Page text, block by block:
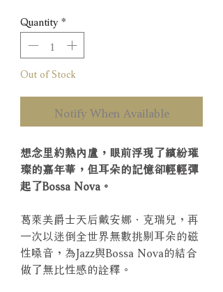
Quantity *
Out of Stock
Notify When Available
想念里約熱內盧，眼前浮現了繽紛璀
璨的嘉年華，但耳朵的記憶卻輕輕彈
起了Bossa Nova。
葛萊美爵士天后戴安娜．克瑞兒，再
一次以迷倒全世界無數挑剔耳朵的磁
性嗓音，為Jazz與Bossa Nova的結合
做了無比性感的詮釋。